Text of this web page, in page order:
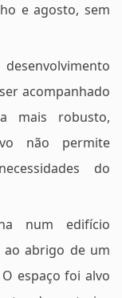
e agosto, sem
acompanhado
mais robusto,
não permite
do
num edifício
ao abrigo de um
espaço foi alvo